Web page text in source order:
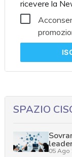
ricevere la
SPAZIO
05 Ago